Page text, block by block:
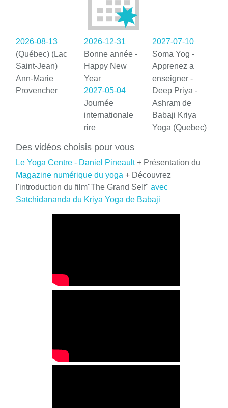
2026-08-13
(Québec) (Lac
Saint-Jean)
Ann-Marie
Provencher
2026-12-31
Bonne année -
Happy New
Year
2027-05-04
Journée
internationale
rire
2027-07-10
Soma Yog -
Apprenez a
enseigner -
Deep Priya -
Ashram de
Babaji Kriya
Yoga (Quebec)
Des vidéos choisis pour vous
Le Yoga Centre - Daniel Pineault+ Présentation du
Magazine numérique du yoga + Découvrez
l'introduction du film"The Grand Self" avec
Satchidananda du Kriya Yoga de Babaji